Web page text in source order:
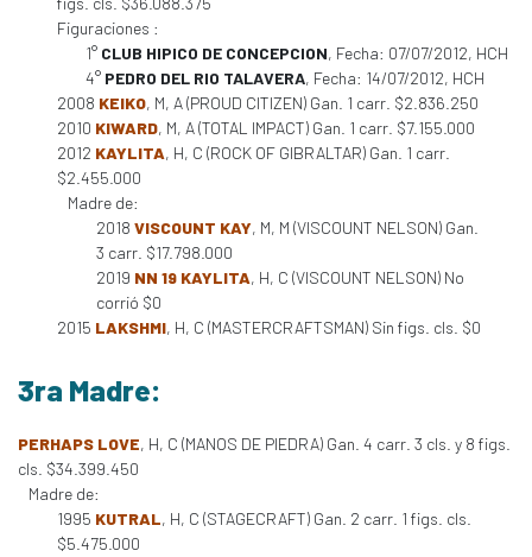
Figuraciones :
1° CLUB HIPICO DE CONCEPCION, Fecha: 07/07/2012, HCH
4° PEDRO DEL RIO TALAVERA, Fecha: 14/07/2012, HCH
2008 KEIKO, M, A (PROUD CITIZEN) Gan. 1 carr. $2.836.250
2010 KIWARD, M, A (TOTAL IMPACT) Gan. 1 carr. $7.155.000
2012 KAYLITA, H, C (ROCK OF GIBRALTAR) Gan. 1 carr.
$2.455.000
Madre de:
2018 VISCOUNT KAY, M, M (VISCOUNT NELSON) Gan.
3 carr. $17.798.000
2019 NN 19 KAYLITA, H, C (VISCOUNT NELSON) No
corrió $0
2015 LAKSHMI, H, C (MASTERCRAFTSMAN) Sin figs. cls. $0
3ra Madre:
PERHAPS LOVE, H, C (MANOS DE PIEDRA) Gan. 4 carr. 3 cls. y 8 figs.
cls. $34.399.450
Madre de:
1995 KUTRAL, H, C (STAGECRAFT) Gan. 2 carr. 1 figs. cls.
$5.475.000